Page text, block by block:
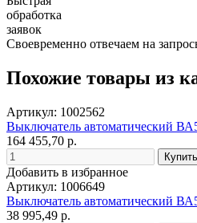
обработка
заявок
Своевременно отвечаем на
Похожие товары из
Артикул: 1002562
Выключатель автоматический
164 455,70 р.
Добавить в избранное
Артикул: 1006649
Выключатель автоматический
38 995,49 р.